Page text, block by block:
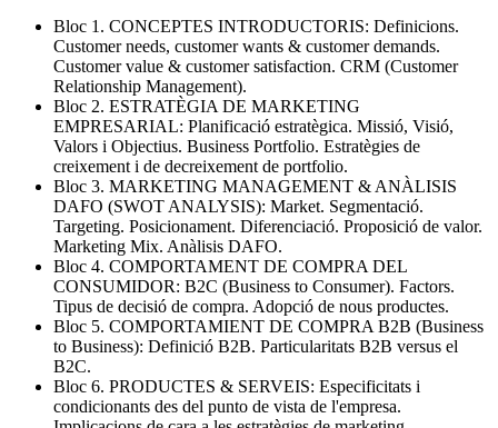
Bloc 1. CONCEPTES INTRODUCTORIS: Definicions.
Customer needs, customer wants & customer demands.
Customer value & customer satisfaction. CRM (Customer
Relationship Management).
Bloc 2. ESTRATÈGIA DE MARKETING
EMPRESARIAL: Planificació estratègica. Missió, Visió,
Valors i Objectius. Business Portfolio. Estratègies de
creixement i de decreixement de portfolio.
Bloc 3. MARKETING MANAGEMENT & ANÀLISIS
DAFO (SWOT ANALYSIS): Market. Segmentació.
Targeting. Posicionament. Diferenciació. Proposició de valor.
Marketing Mix. Anàlisis DAFO.
Bloc 4. COMPORTAMENT DE COMPRA DEL
CONSUMIDOR: B2C (Business to Consumer). Factors.
Tipus de decisió de compra. Adopció de nous productes.
Bloc 5. COMPORTAMIENT DE COMPRA B2B (Business
to Business): Definició B2B. Particularitats B2B versus el
B2C.
Bloc 6. PRODUCTES & SERVEIS: Especificitats i
condicionants des del punto de vista de l'empresa.